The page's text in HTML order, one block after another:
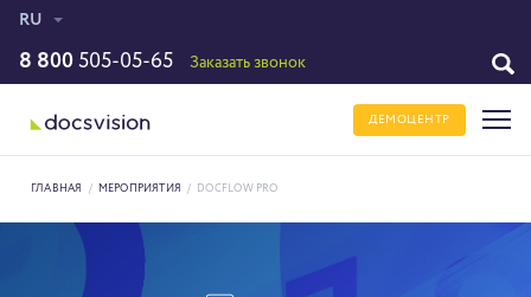
RU
8 800 505-05-65 Заказать звонок
ДЕМОЦЕНТР
ГЛАВНАЯ / МЕРОПРИЯТИЯ / DOCFLOW PRO